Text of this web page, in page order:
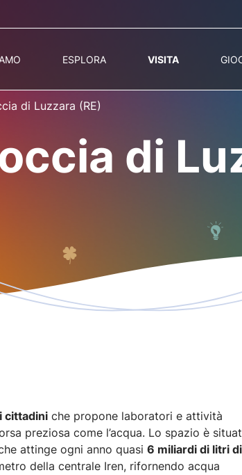
ESPLORA VISITA
di Luzzara (RE)
di
cittadini che propone laboratori e attività
preziosa come l’acqua. Lo spazio è
attinge ogni anno quasi 6 miliardi di litri di
della centrale Iren, rifornendo acqua